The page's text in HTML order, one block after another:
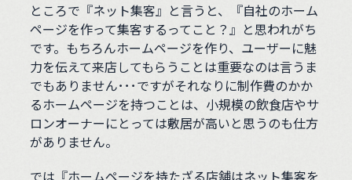
ところで『ネット集客』と言うと、『自社のホーム
ページを作って集客するってこと？』と思われがち
です。もちろんホームページを作り、ユーザーに魅
力を伝えて来店してもらうことは重要なのは言うま
でもありません･･･ですがそれなりに制作費のかか
るホームページを持つことは、小規模の飲食店やサ
ロンオーナーにとっては敷居が高いと思うのも仕方
がありません。
では『ホームページを持たざる店舗はネット集客を